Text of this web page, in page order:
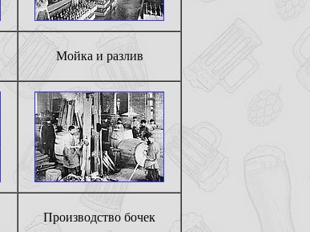
Мойка и разлив
Производство бочек